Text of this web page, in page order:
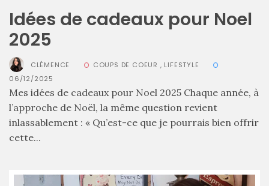
Idées de cadeaux pour Noel
2025
CLÉMENCE COUPS DE COEUR , LIFESTYLE
06/12/2025
Mes idées de cadeaux pour Noel 2025 Chaque année, à
l’approche de Noël, la même question revient
inlassablement : « Qu’est-ce que je pourrais bien offrir
cette...